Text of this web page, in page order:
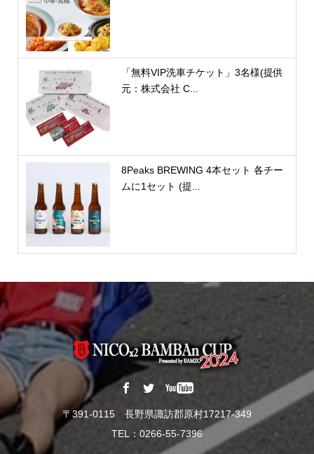
「無料VIP洗車チケット」3名様(提供
元：株式会社 C...
8Peaks BREWING 4本セット 各チー
ムに1セット (提...
〒391-0115 長野県諏訪郡原村17217-349
TEL：0266-55-7396